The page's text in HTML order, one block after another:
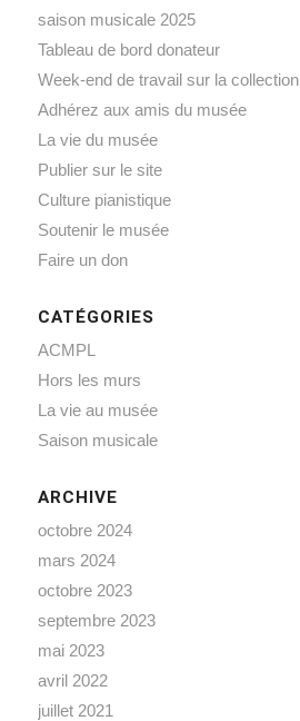
saison musicale 2025
Tableau de bord donateur
Week-end de travail sur la collection
Adhérez aux amis du musée
La vie du musée
Publier sur le site
Culture pianistique
Soutenir le musée
Faire un don
CATÉGORIES
ACMPL
Hors les murs
La vie au musée
Saison musicale
ARCHIVE
octobre 2024
mars 2024
octobre 2023
septembre 2023
mai 2023
avril 2022
juillet 2021